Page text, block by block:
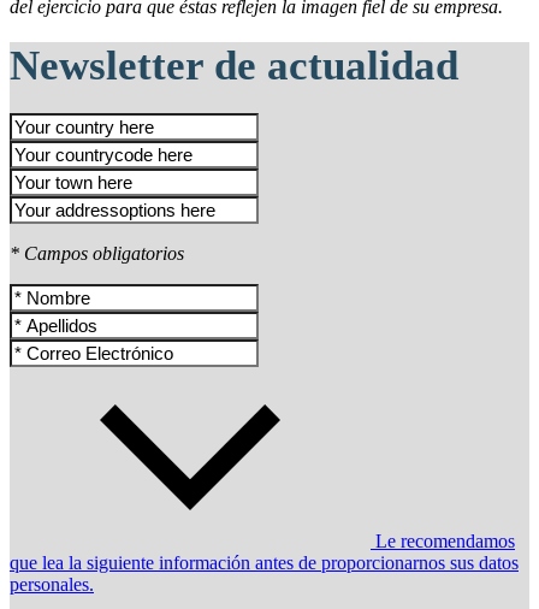
del ejercicio para que éstas reflejen la imagen fiel de su empresa.
Newsletter de actualidad
* Campos obligatorios
Le recomendamos
que lea la siguiente información antes de proporcionarnos sus datos
personales.